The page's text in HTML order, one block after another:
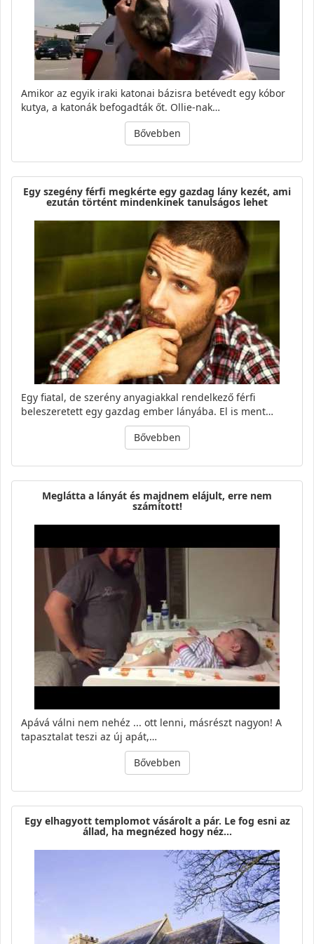
Amikor az egyik iraki katonai bázisra betévedt egy kóbor
kutya, a katonák befogadták őt. Ollie-nak…
Bővebben
Egy szegény férfi megkérte egy gazdag lány kezét, ami
ezután történt mindenkinek tanulságos lehet
Egy fiatal, de szerény anyagiakkal rendelkező férfi
beleszeretett egy gazdag ember lányába. El is ment…
Bővebben
Meglátta a lányát és majdnem elájult, erre nem
számított!
Apává válni nem nehéz ... ott lenni, másrészt nagyon! A
tapasztalat teszi az új apát,…
Bővebben
Egy elhagyott templomot vásárolt a pár. Le fog esni az
állad, ha megnézed hogy néz…